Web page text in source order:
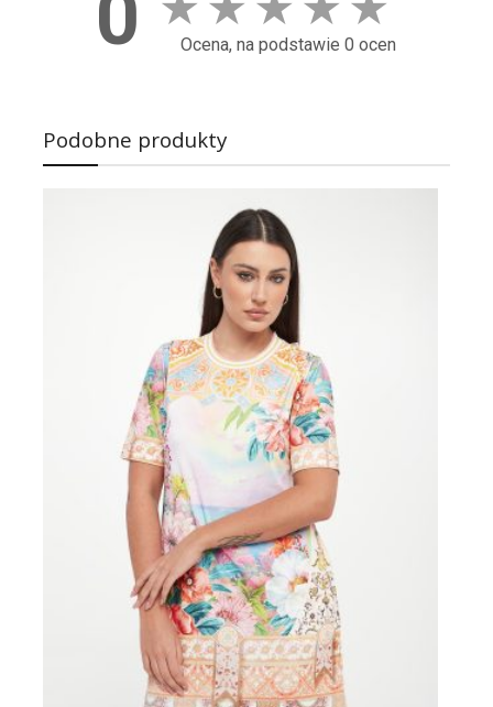
Ocena, na podstawie 0 ocen
Podobne produkty